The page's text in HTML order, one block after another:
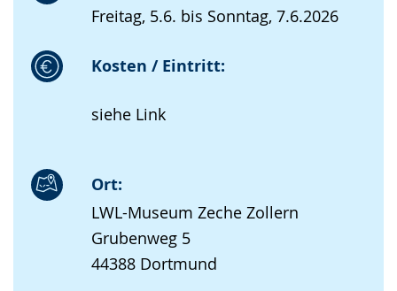
Freitag, 5.6. bis Sonntag, 7.6.2026
Kosten / Eintritt:
siehe Link
Ort:
LWL-Museum Zeche Zollern
Grubenweg 5
44388 Dortmund